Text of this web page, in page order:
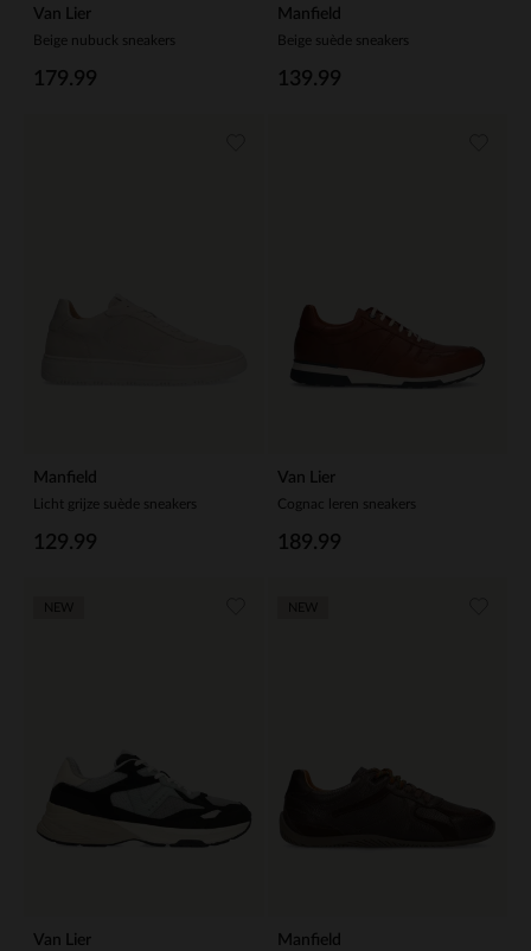
Van Lier
Beige nubuck sneakers
179.99
Manfield
Beige suède sneakers
139.99
Manfield
Licht grijze suède sneakers
129.99
Van Lier
Cognac leren sneakers
189.99
Van Lier Manfield